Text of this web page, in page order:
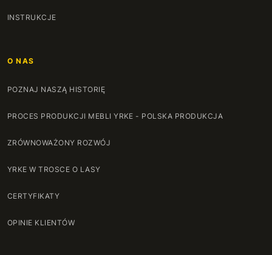
INSTRUKCJE
O NAS
POZNAJ NASZĄ HISTORIĘ
PROCES PRODUKCJI MEBLI YRKE - POLSKA PRODUKCJA
ZRÓWNOWAŻONY ROZWÓJ
YRKE W TROSCE O LASY
CERTYFIKATY
OPINIE KLIENTÓW